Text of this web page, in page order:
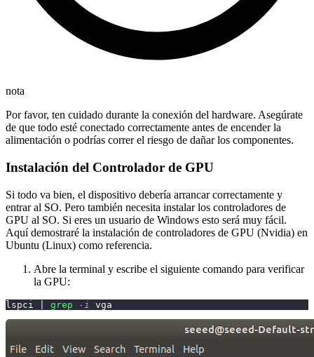
nota
Por favor, ten cuidado durante la conexión del hardware. Asegúrate
de que todo esté conectado correctamente antes de encender la
alimentación o podrías correr el riesgo de dañar los componentes.
Instalación del Controlador de GPU
Si todo va bien, el dispositivo debería arrancar correctamente y
entrar al SO. Pero también necesita instalar los controladores de
GPU al SO. Si eres un usuario de Windows esto será muy fácil.
Aquí demostraré la instalación de controladores de GPU (Nvidia) en
Ubuntu (Linux) como referencia.
Abre la terminal y escribe el siguiente comando para verificar
la GPU:
lspci grep -i vga